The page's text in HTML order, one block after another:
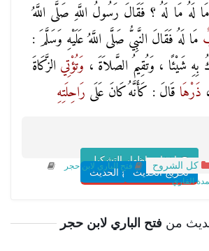
لَهُ مَا لَهُ ؟ فَقَالَ رَسُولُ اللَّهِ صَلَّى اللَّهُ
مَا لَهُ فَقَالَ النَّبِيُّ صَلَّى اللَّهُ عَلَيْهِ وَسَلَّمَ :
بِهِ شَيْئًا ، وَتُقِيمُ الصَّلاَةَ ، وَتُؤْتِي الزَّكَاةَ
، ذَرْهَا قَالَ : كَأَنَّهُ كَانَ عَلَى رَاحِلَتِهِ
اخفاء واظهار التشكيل
تخريج الحديثشروح الحديث
كل الشروح
فتح الباري لابن حجر
القاري
من فتح الباري لابن حجر